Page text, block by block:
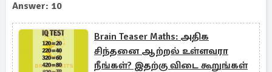
Answer: 10
Brain Teaser Maths: அதிக
சிந்தனை ஆற்றல் உள்ளவரா
நீங்கள்? இதற்கு விடை கூறுங்கள்